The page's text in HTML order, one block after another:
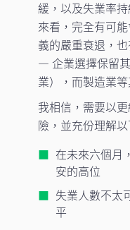
緩，以及失業率
來看，完全有可
義的嚴重衰退，
— 企業選擇保留
業），而製造業
我相信，需要以
險，並充份理解以
在未來六個月
安的高位
失業人數不太
平